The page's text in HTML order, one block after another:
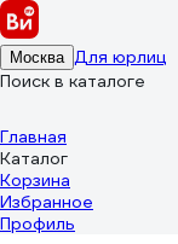
Москва Для юрлиц
Поиск в каталоге
Главная
Каталог
Корзина
Избранное
Профиль